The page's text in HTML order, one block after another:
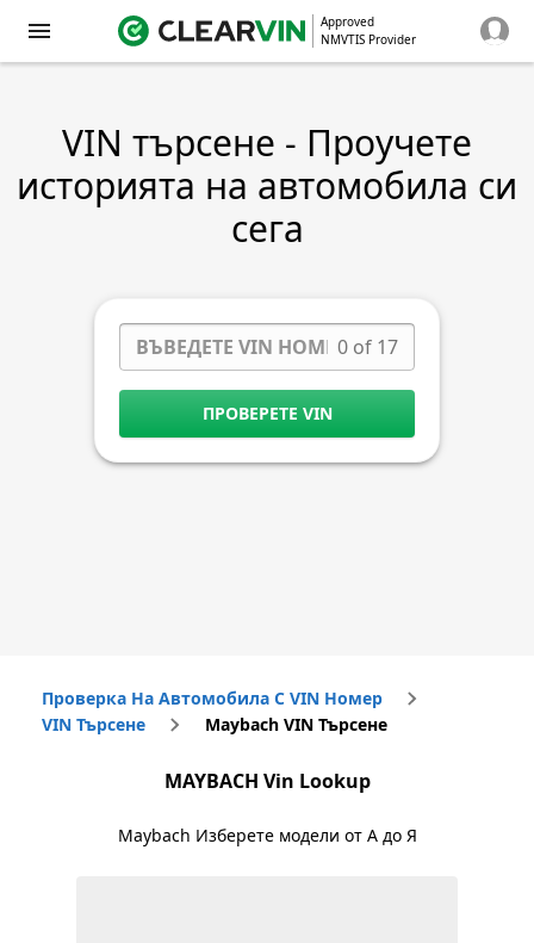
Approved
NMVTIS Provider
VIN търсене - Проучете
историята на автомобила си
сега
0 of 17
ПРОВЕРЕТЕ VIN
Проверка На Автомобила С VIN Номер
VIN Търсене
Maybach VIN Търсене
MAYBACH Vin Lookup
Maybach Изберете модели от А до Я